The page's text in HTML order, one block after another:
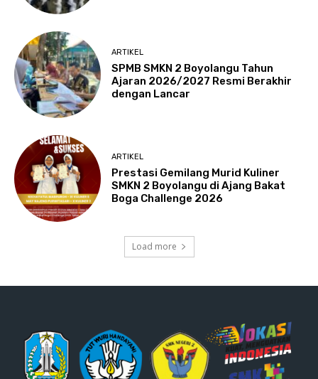
ARTIKEL
SPMB SMKN 2 Boyolangu Tahun
Ajaran 2026/2027 Resmi Berakhir
dengan Lancar
ARTIKEL
Prestasi Gemilang Murid Kuliner
SMKN 2 Boyolangu di Ajang Bakat
Boga Challenge 2026
Load more